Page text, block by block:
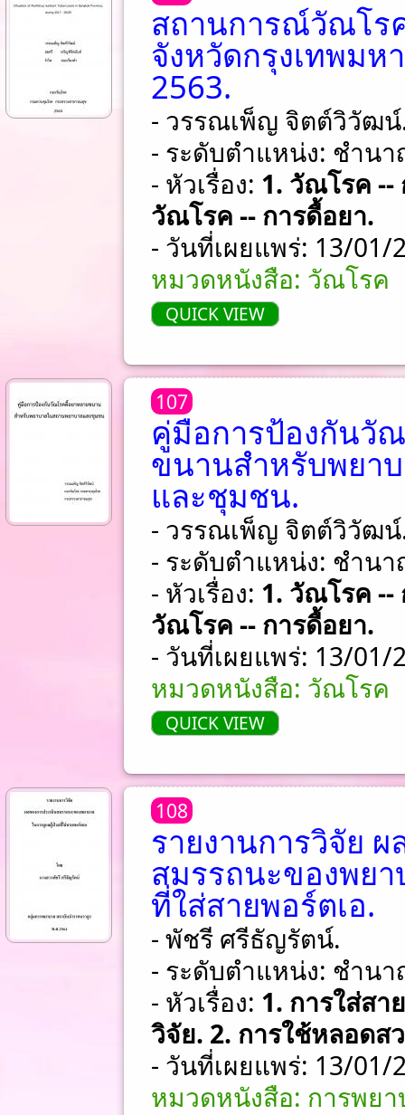
สถานการณ์วัณโร
จังหวัดกรุงเทพมห
2563.
- วรรณเพ็ญ จิตต์วิวัฒ
- ระดับตำแหน่ง: ชําน
- หัวเรื่อง: 1. วัณโรค --
วัณโรค -- การดื้อยา.
- วันที่เผยแพร่: 13/01/
หมวดหนังสือ: วัณโรค
QUICK VIEW
107
คู่มือการป้องกันวั
ขนานสำหรับพยา
และชุมชน.
- วรรณเพ็ญ จิตต์วิวัฒ
- ระดับตำแหน่ง: ชําน
- หัวเรื่อง: 1. วัณโรค --
วัณโรค -- การดื้อยา.
- วันที่เผยแพร่: 13/01/
หมวดหนังสือ: วัณโรค
QUICK VIEW
108
รายงานการวิจัย
สมรรถนะของพย
ที่ใส่สายพอร์ตเอ.
- พัชรี ศรีธัญรัตน์.
- ระดับตำแหน่ง: ชําน
- หัวเรื่อง: 1. การใส่สา
วิจัย. 2. การใช้หลอดส
- วันที่เผยแพร่: 13/01/
หมวดหนังสือ: การพย